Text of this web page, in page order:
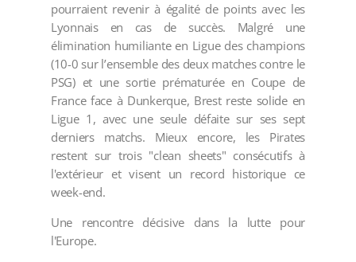
pourraient revenir à égalité de points avec les
Lyonnais en cas de succès. Malgré une
élimination humiliante en Ligue des champions
(10-0 sur l’ensemble des deux matches contre le
PSG) et une sortie prématurée en Coupe de
France face à Dunkerque, Brest reste solide en
Ligue 1, avec une seule défaite sur ses sept
derniers matchs. Mieux encore, les Pirates
restent sur trois "clean sheets" consécutifs à
l'extérieur et visent un record historique ce
week-end.
Une rencontre décisive dans la lutte pour
l'Europe.